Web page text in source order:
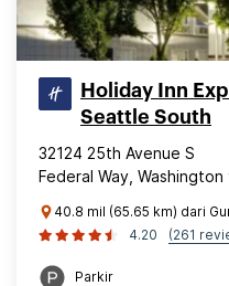
Holiday Inn
Seattle South
32124 25th Avenue S
Federal Way,
40.8 mil (65.65 km) dari
4.20
(261
Parkir